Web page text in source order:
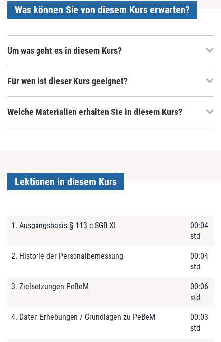
Was können Sie von diesem Kurs erwarten?
Um was geht es in diesem Kurs?
Für wen ist dieser Kurs geeignet?
Welche Materialien erhalten Sie in diesem Kurs?
Lektionen in diesem Kurs
1. Ausgangsbasis § 113 c SGB XI
00:04
std
2. Historie der Personalbemessung
00:04
std
3. Zielsetzungen PeBeM
00:06
std
4. Daten Erhebungen / Grundlagen zu PeBeM
00:03
std